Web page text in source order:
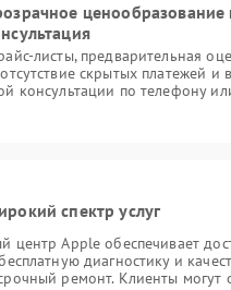
ценообразование
листы, предварительная
скрытых платежей и
консультации по телефону
спектр услуг
центр Apple обеспечивает
диагностику и
ремонт. Клиенты могут